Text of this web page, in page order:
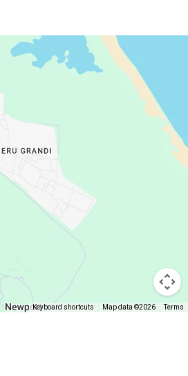
Keyboard shortcuts Map data ©2026 Terms